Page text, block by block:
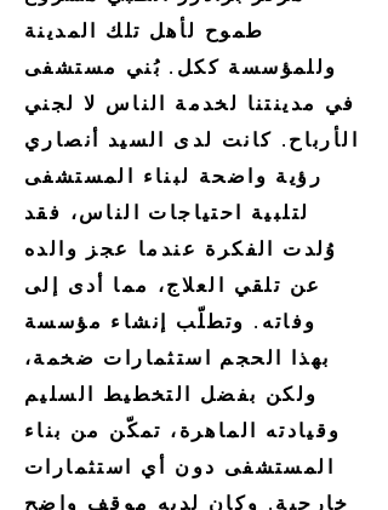
طموح لأهل تلك المدينة
وللمؤسسة ككل. بُني مستشفى
في مدينتنا لخدمة الناس لا لجني
الأرباح. كانت لدى السيد أنصاري
رؤية واضحة لبناء المستشفى
لتلبية احتياجات الناس، فقد
وُلدت الفكرة عندما عجز والده
عن تلقي العلاج، مما أدى إلى
وفاته. وتطلّب إنشاء مؤسسة
بهذا الحجم استثمارات ضخمة،
ولكن بفضل التخطيط السليم
وقيادته الماهرة، تمكّن من بناء
المستشفى دون أي استثمارات
خارجية. وكان لديه موقف واضح